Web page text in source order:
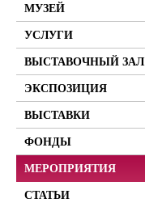
МУЗЕЙ
УСЛУГИ
ВЫСТАВОЧНЫЙ ЗАЛ
ЭКСПОЗИЦИЯ
ВЫСТАВКИ
ФОНДЫ
МЕРОПРИЯТИЯ
СТАТЬИ